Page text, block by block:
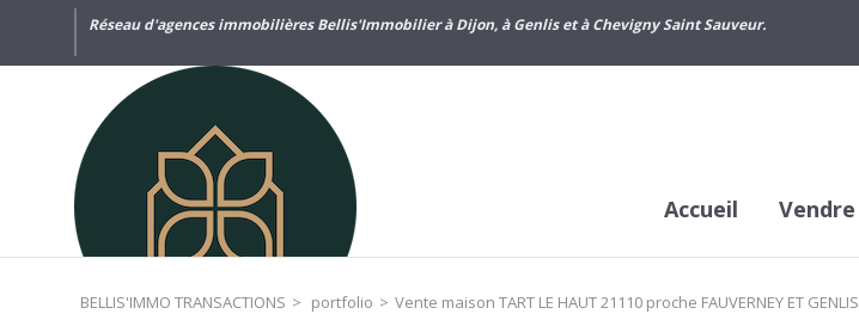
Réseau d'agences immobilières Bellis'Immobilier à Dijon, à Genlis et à Chevigny Saint Sauveur.
Accueil Vendre
BELLIS'IMMO TRANSACTIONS > portfolio > Vente maison TART LE HAUT 21110 proche FAUVERNEY ET GENLIS